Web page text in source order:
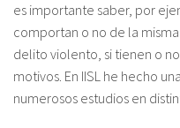
es
eu
es importante saber, por
comportan o no de la
delito violento, si tienen o
motivos. En IISL he hecho
numerosos estudios en